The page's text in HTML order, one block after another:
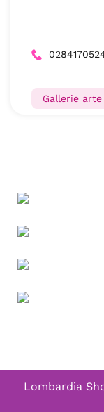
Gallerie arte
Lombardia